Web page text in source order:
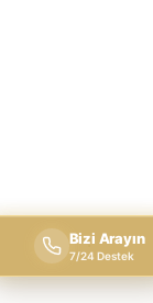
Bizi Arayın
7/24 Destek